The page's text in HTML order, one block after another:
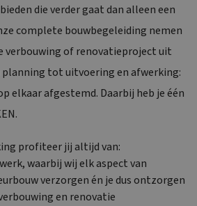
die verder gaat dan alleen een
complete bouwbegeleiding nemen
verbouwing of renovatieproject uit
planning tot uitvoering en afwerking:
elkaar afgestemd. Daarbij heb je één
profiteer jij altijd van:
waarbij wij elk aspect van
verzorgen én je dus ontzorgen
en renovatie